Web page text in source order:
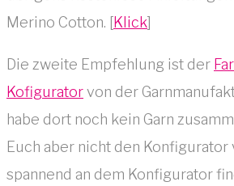
Merino Cotton. [Klick]
Die zweite Empfehlung ist der
Kofiguratorvon der
habe dort noch kein Garn
Euch aber nicht den
spannend an dem Konfigurator